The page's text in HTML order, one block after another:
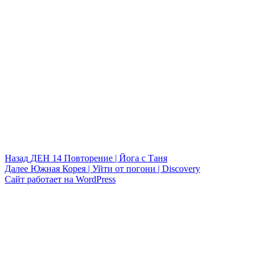
Навигация
по
Назад Предыдущая
запись:
ДЕН 14 Повторение | Йога с Таня
Далее Следующая
запись:
Южная Корея | Уйти от погони | Discovery
Сайт работает на WordPress